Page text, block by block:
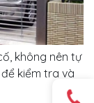
không nên tự
kiểm tra và